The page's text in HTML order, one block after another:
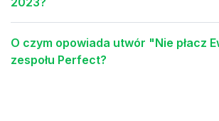
O czym opowiada utwór "Nie płacz
zespołu Perfect?